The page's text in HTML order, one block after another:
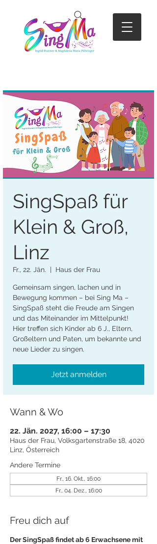
SingSpaß für
Klein & Groß,
Linz
Fr., 22. Jän.
  |
Haus der Frau
Gemeinsam singen, lachen und in
Bewegung kommen – bei Sing Ma –
SingSpaß steht die Freude am Singen
und das Miteinander im Mittelpunkt!
Hier treffen sich Kinder ab 6 J., Eltern,
Großeltern und Paten, um bekannte und
neue Lieder zu singen.
Jetzt anmelden
Wann & Wo
22. Jän. 2027, 16:00 – 17:30
Haus der Frau, Volksgartenstraße 18, 4020
Linz, Österreich
Andere Termine
Fr., 16. Okt., 16:00
Fr., 04. Dez., 16:00
Freu dich auf
Der SingSpaß findet ab 6 Erwachsene mit